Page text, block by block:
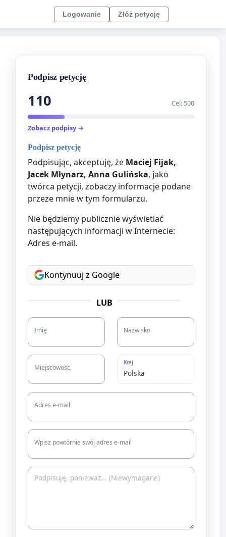
Logowanie Złóż petycję
Podpisz petycję
110 Cel: 500
Zobacz podpisy →
Podpisz petycję
Podpisując, akceptuję, że Maciej Fijak,
Jacek Młynarz, Anna Gulińska, jako
twórca petycji, zobaczy informacje podane
przeze mnie w tym formularzu.
Nie będziemy publicznie wyświetlać
następujących informacji w Internecie:
Adres e-mail.
Kontynuuj z Google
LUB
Imię Nazwisko
Miejscowość
Kraj
Adres e-mail
Wpisz powtórnie swój adres e-mail